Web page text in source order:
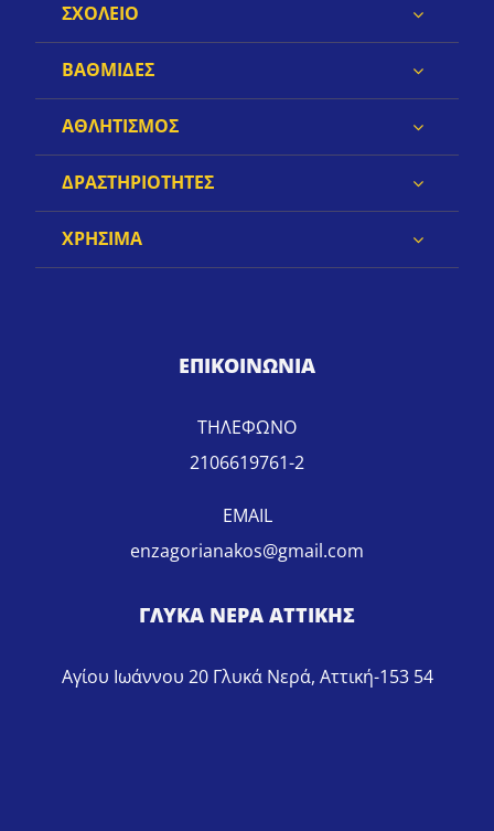
ΣΧΟΛΕΙΟ
ΒΑΘΜΙΔΕΣ
ΑΘΛΗΤΙΣΜΟΣ
ΔΡΑΣΤΗΡΙΟΤΗΤΕΣ
ΧΡΗΣΙΜΑ
ΕΠΙΚΟΙΝΩΝΙΑ
ΤΗΛΕΦΩΝΟ
2106619761-2
EMAIL
enzagorianakos@gmail.com
ΓΛΥΚΑ ΝΕΡΑ ΑΤΤΙΚΗΣ
Αγίου Ιωάννου 20 Γλυκά Νερά, Αττική-153 54